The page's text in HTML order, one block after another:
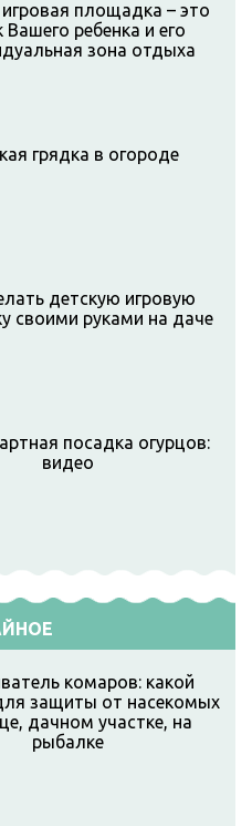
игровая площадка – это
Вашего ребенка и его
зона отдыха
грядка в огороде
детскую игровую
своими руками на даче
посадка огурцов:
видео
комаров: какой
защиты от насекомых
дачном участке, на
рыбалке